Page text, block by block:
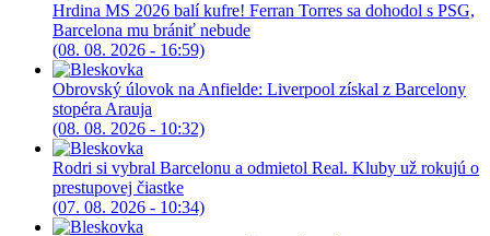
Hrdina MS 2026 balí kufre! Ferran Torres sa dohodol s PSG,
Barcelona mu brániť nebude
(08. 08. 2026 - 16:59)
Obrovský úlovok na Anfielde: Liverpool získal z Barcelony
stopéra Arauja
(08. 08. 2026 - 10:32)
Rodri si vybral Barcelonu a odmietol Real. Kluby už rokujú o
prestupovej čiastke
(07. 08. 2026 - 10:34)